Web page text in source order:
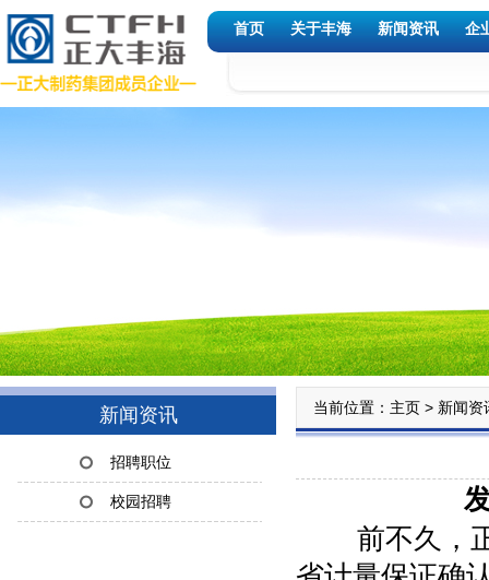
首页 关于丰海 新闻资讯 企
新闻资讯
招聘职位
校园招聘
当前位置： 主页 > 新闻资
前不久，正